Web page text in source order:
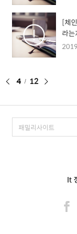
[체
라는지 왜
관적
페
4 12
It